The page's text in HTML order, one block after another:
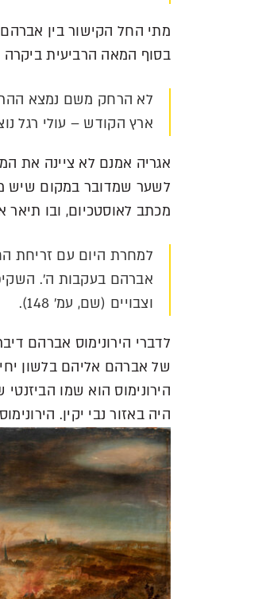
מתי החל הקישור בין
בסוף המאה הרביעית ביקרה
לא הרחק משם נמצא ההר
ארץ הקודש – עולי רגל
אגריה אמנם לא ציינה את
לשער שמדובר במקום שיש
מכתב לאוסטכיום, ובו
למחרת היום עם זריחת
אברהם בעקבות ה'.
וצבויים (שם, עמ' 148).
לדברי הירונימוס אברהם
של אברהם אליהם בלשון
הירונימוס הוא שמו
היה באזור נבי יקין.